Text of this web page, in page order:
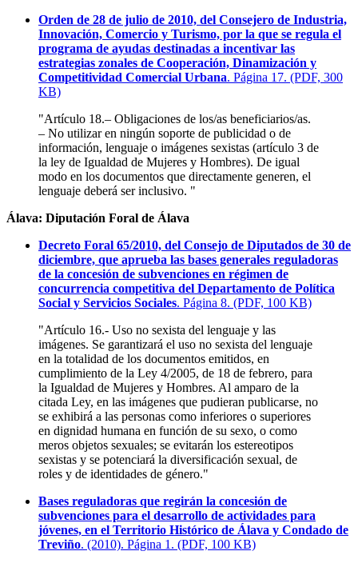
Orden de 28 de julio de 2010, del Consejero de Industria,
Innovación, Comercio y Turismo, por la que se regula el
programa de ayudas destinadas a incentivar las
estrategias zonales de Cooperación, Dinamización y
Competitividad Comercial Urbana. Página 17. (PDF, 300
KB)
"Artículo 18.– Obligaciones de los/as beneficiarios/as.
– No utilizar en ningún soporte de publicidad o de
información, lenguaje o imágenes sexistas (artículo 3 de
la ley de Igualdad de Mujeres y Hombres). De igual
modo en los documentos que directamente generen, el
lenguaje deberá ser inclusivo. "
Álava: Diputación Foral de Álava
Decreto Foral 65/2010, del Consejo de Diputados de 30 de
diciembre, que aprueba las bases generales reguladoras
de la concesión de subvenciones en régimen de
concurrencia competitiva del Departamento de Política
Social y Servicios Sociales. Página 8. (PDF, 100 KB)
"Artículo 16.- Uso no sexista del lenguaje y las
imágenes. Se garantizará el uso no sexista del lenguaje
en la totalidad de los documentos emitidos, en
cumplimiento de la Ley 4/2005, de 18 de febrero, para
la Igualdad de Mujeres y Hombres. Al amparo de la
citada Ley, en las imágenes que pudieran publicarse, no
se exhibirá a las personas como inferiores o superiores
en dignidad humana en función de su sexo, o como
meros objetos sexuales; se evitarán los estereotipos
sexistas y se potenciará la diversificación sexual, de
roles y de identidades de género."
Bases reguladoras que regirán la concesión de
subvenciones para el desarrollo de actividades para
jóvenes, en el Territorio Histórico de Álava y Condado de
Treviño. (2010). Página 1. (PDF, 100 KB)